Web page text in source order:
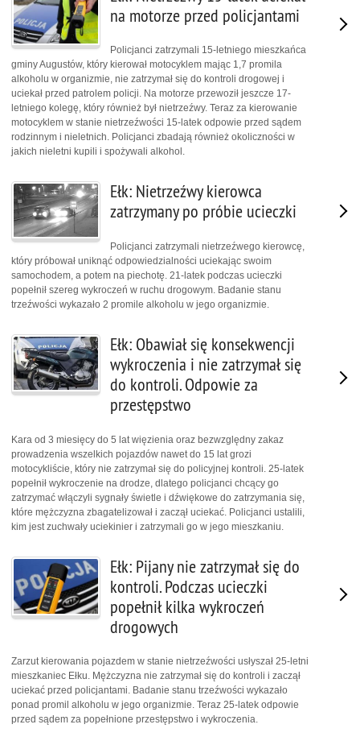
na motorze przed policjantami
Policjanci zatrzymali 15-letniego mieszkańca
gminy Augustów, który kierował motocyklem mając 1,7 promila
alkoholu w organizmie, nie zatrzymał się do kontroli drogowej i
uciekał przed patrolem policji. Na motorze przewoził jeszcze 17-
letniego kolegę, który również był nietrzeźwy. Teraz za kierowanie
motocyklem w stanie nietrzeźwości 15-latek odpowie przed sądem
rodzinnym i nieletnich. Policjanci zbadają również okoliczności w
jakich nieletni kupili i spożywali alkohol.
Ełk: Nietrzeźwy kierowca
zatrzymany po próbie ucieczki
Policjanci zatrzymali nietrzeźwego kierowcę,
który próbował uniknąć odpowiedzialności uciekając swoim
samochodem, a potem na piechotę. 21-latek podczas ucieczki
popełnił szereg wykroczeń w ruchu drogowym. Badanie stanu
trzeźwości wykazało 2 promile alkoholu w jego organizmie.
Ełk: Obawiał się konsekwencji
wykroczenia i nie zatrzymał się
do kontroli. Odpowie za
przestępstwo
Kara od 3 miesięcy do 5 lat więzienia oraz bezwzględny zakaz
prowadzenia wszelkich pojazdów nawet do 15 lat grozi
motocykliście, który nie zatrzymał się do policyjnej kontroli. 25-latek
popełnił wykroczenie na drodze, dlatego policjanci chcący go
zatrzymać włączyli sygnały świetle i dźwiękowe do zatrzymania się,
które mężczyzna zbagatelizował i zaczął uciekać. Policjanci ustalili,
kim jest zuchwały uciekinier i zatrzymali go w jego mieszkaniu.
Ełk: Pijany nie zatrzymał się do
kontroli. Podczas ucieczki
popełnił kilka wykroczeń
drogowych
Zarzut kierowania pojazdem w stanie nietrzeźwości usłyszał 25-letni
mieszkaniec Ełku. Mężczyzna nie zatrzymał się do kontroli i zaczął
uciekać przed policjantami. Badanie stanu trzeźwości wykazało
ponad promil alkoholu w jego organizmie. Teraz 25-latek odpowie
przed sądem za popełnione przestępstwo i wykroczenia.